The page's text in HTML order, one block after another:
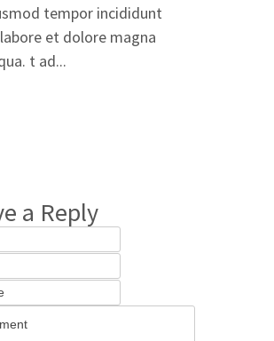
tempor incididunt
et dolore magna
t ad...
a Reply